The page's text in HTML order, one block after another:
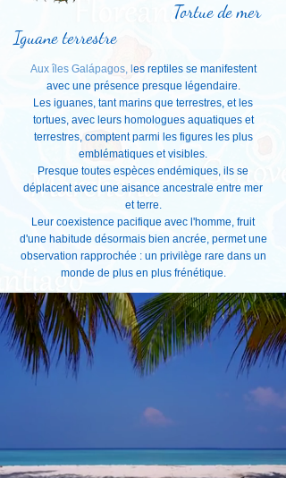
Aux îles Galápagos, les reptiles se manifestent
avec une présence presque légendaire.
Les iguanes, tant marins que terrestres, et les
tortues, avec leurs homologues aquatiques et
terrestres, comptent parmi les figures les plus
emblématiques et visibles.
Presque toutes espèces endémiques, ils se
déplacent avec une aisance ancestrale entre mer
et terre.
Leur coexistence pacifique avec l'homme, fruit
d'une habitude désormais bien ancrée, permet une
observation rapprochée : un privilège rare dans un
monde de plus en plus frénétique.
Iguane terrestre
Tortue de mer